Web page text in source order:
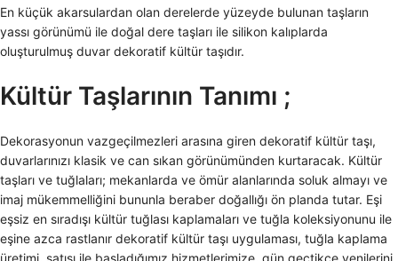
En küçük akarsulardan olan derelerde yüzeyde bulunan taşların
yassı görünümü ile doğal dere taşları ile silikon kalıplarda
oluşturulmuş duvar dekoratif kültür taşıdır.
Kültür Taşlarının Tanımı ;
Dekorasyonun vazgeçilmezleri arasına giren dekoratif kültür taşı,
duvarlarınızı klasik ve can sıkan görünümünden kurtaracak. Kültür
taşları ve tuğlaları; mekanlarda ve ömür alanlarında soluk almayı ve
imaj mükemmelliğini bununla beraber doğallığı ön planda tutar. Eşi
eşsiz en sıradışı kültür tuğlası kaplamaları ve tuğla koleksiyonunu ile
eşine azca rastlanır dekoratif kültür taşı uygulaması, tuğla kaplama